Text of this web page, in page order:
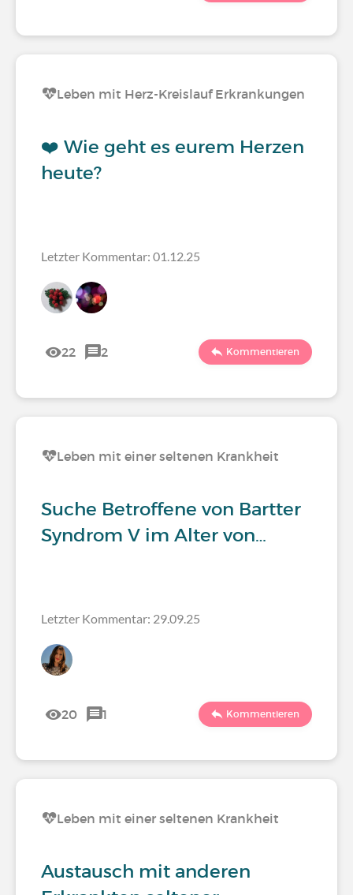
Leben mit Herz-Kreislauf Erkrankungen
❤️ Wie geht es eurem Herzen
heute?
Letzter Kommentar: 01.12.25
22 2 Kommentieren
Leben mit einer seltenen Krankheit
Suche Betroffene von Bartter
Syndrom V im Alter von…
Letzter Kommentar: 29.09.25
20 1 Kommentieren
Leben mit einer seltenen Krankheit
Austausch mit anderen